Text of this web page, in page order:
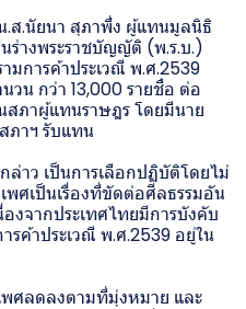
.ส.นัยนา สุภาพึ่ง ผู้แทนมูลนิธิ
ร่างพระราชบัญญัติ (พ.ร.บ.)
มการค้าประเวณี พ.ศ.2539
น กว่า 13,000 รายชื่อ ต่อ
สภาผู้แทนราษฎร โดยมีนาย
ภาฯ รับแทน
ล่าว เป็นการเลือกปฏิบัติโดยไม่
พศเป็นเรื่องที่ขัดต่อศีลธรรมอัน
งจากประเทศไทยมีการบังคับ
รค้าประเวณี พ.ศ.2539 อยู่ใน
พศลดลงตามที่มุ่งหมาย และ